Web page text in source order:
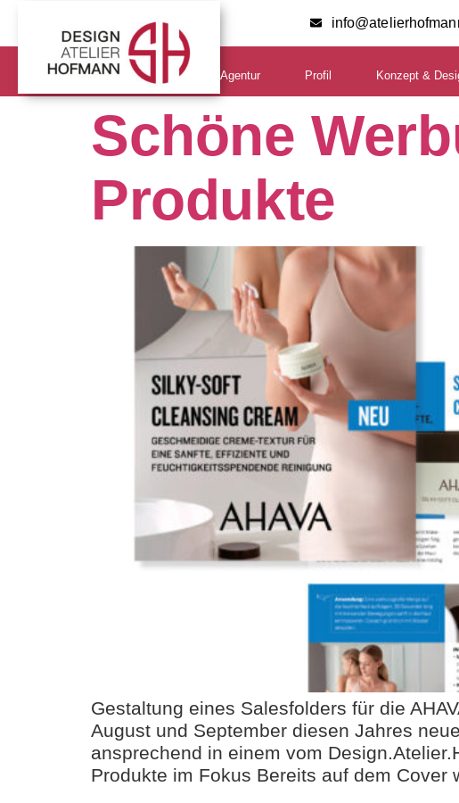
Agentur Profil Konzept &
Schöne
Produkte
Gestaltung eines Salesfolders für die
August und September diesen Jahres
ansprechend in einem vom
Produkte im Fokus Bereits auf dem